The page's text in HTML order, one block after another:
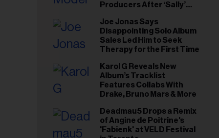
Producers After ‘Sally’
Gut This Time’
Joe Jonas Says
Disappointing Solo Album
Sales Led Him to Seek
Therapy for the First Time
Karol G Reveals New
Album’s Tracklist
Features Collabs With
Drake, Bruno Mars & More
Deadmau5 Drops a Remix
of Angine de Poitrine's
'Fabienk' at VELD Festival